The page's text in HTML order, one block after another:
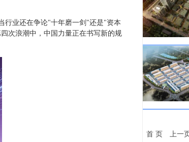
行业还在争论"十年磨一剑"还是"资本
次浪潮中，中国力量正在书写新的规
首 页 上一